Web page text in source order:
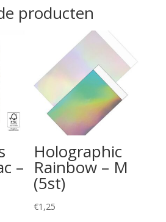
producten
–
Holographic
Rainbow – M
(5st)
€1,25